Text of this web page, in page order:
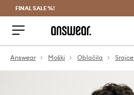
FINAL SALE %!
Answear Moški Oblačila Srajce